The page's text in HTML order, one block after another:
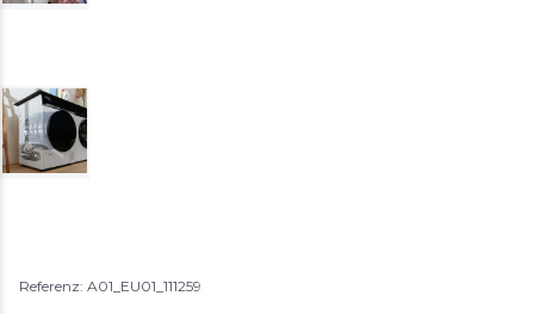
Referenz: A01_EU01_111259